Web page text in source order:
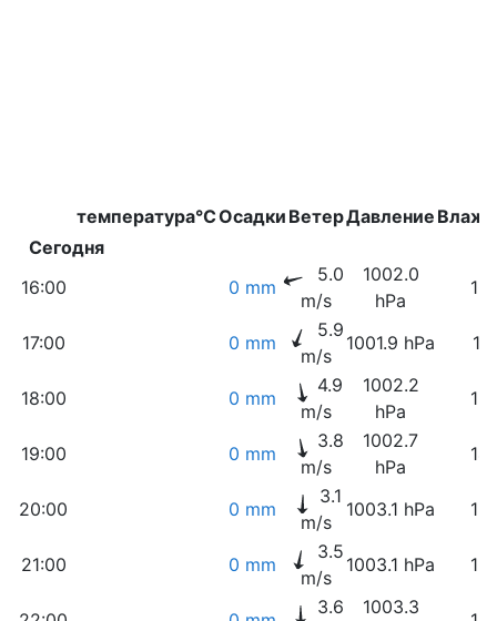
температура°CОсадки ВетерДавление
Сегодня
16:00
0 mm
5.0
m/s
1002.0
hPa
17:00 0 mm
5.9
m/s
1001.9 hPa
18:00 0 mm
4.9
m/s
1002.2
hPa
19:00 0 mm
3.8
m/s
1002.7
hPa
20:00 0 mm
3.1
m/s
1003.1 hPa
21:00 0 mm
3.5
m/s
1003.1 hPa
3.6
1003.3